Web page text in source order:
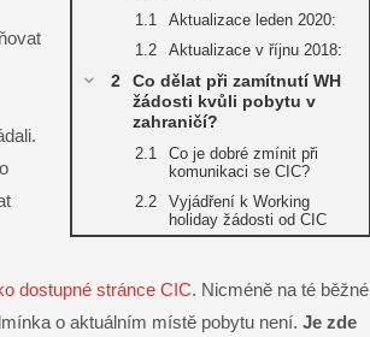
Aktualizace leden 2020:
Aktualizace v říjnu 2018:
Co dělat při zamítnutí WH
žádosti kvůli pobytu v
zahraničí?
Co je dobré zmínit při
komunikaci se CIC?
Vyjádření k Working
holiday žádosti od CIC
dostupné stránce CIC. Nicméně na té běžné
o aktuálním místě pobytu není. Je zde